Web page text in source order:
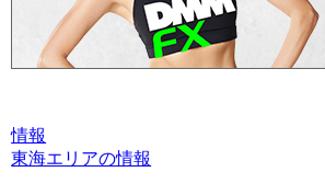
情報
東海エリアの情報